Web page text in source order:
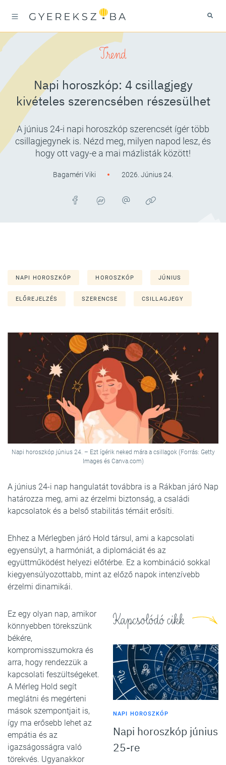
Trend
Napi horoszkóp: 4 csillagjegy
kivételes szerencsében részesülhet
A június 24-i napi horoszkóp szerencsét ígér több
csillagjegynek is. Nézd meg, milyen napod lesz, és
hogy ott vagy-e a mai mázlisták között!
Bagaméri Viki 2026. Június 24.
NAPI HOROSZKÓP HOROSZKÓP JÚNIUS
ELŐREJELZÉS SZERENCSE CSILLAGJEGY
Napi horoszkóp június 24. – Ezt ígérik neked mára a csillagok (Forrás: Getty
Images és Canva.com)
A június 24-i nap hangulatát továbbra is a Rákban járó Nap
határozza meg, ami az érzelmi biztonság, a családi
kapcsolatok és a belső stabilitás témáit erősíti.
Ehhez a Mérlegben járó Hold társul, ami a kapcsolati
egyensúlyt, a harmóniát, a diplomáciát és az
együttműködést helyezi előtérbe. Ez a kombináció sokkal
kiegyensúlyozottabb, mint az előző napok intenzívebb
érzelmi dinamikái.
Kapcsolódó cikk
NAPI HOROSZKÓP
Napi horoszkóp június
25-re
Ez egy olyan nap, amikor
könnyebben törekszünk
békére,
kompromisszumokra és
arra, hogy rendezzük a
kapcsolati feszültségeket.
A Mérleg Hold segít
meglátni és megérteni
mások szempontjait is,
így ma erősebb lehet az
empátia és az
igazságosságra való
törekvés. Ugyanakkor